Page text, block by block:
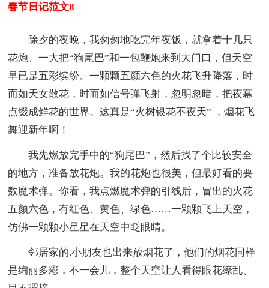
春节日记范文8
除夕的夜晚，我匆匆地吃完年夜饭，就拿着十几只
花炮、一大把“狗尾巴”和一包鞭炮来到大门口，但天空
早已是五彩缤纷。一颗颗五颜六色的火花飞升降落，时
而如天女散花，时而如信号弹飞射，忽明忽暗，把夜幕
点缀成鲜花的世界。这真是“火树银花不夜天” ，烟花飞
舞迎新年啊！
我先燃放完手中的“狗尾巴”，然后找了个比较安全
的地方，准备放花炮。我的花炮也很美，但最好看的要
数魔术弹。你看，我点燃魔术弹的引线后，冒出的火花
五颜六色，有红色、黄色、绿色……一颗颗飞上天空，
仿佛一颗颗小星星在天空中眨眼睛。
邻居家的.小朋友也出来放烟花了，他们的烟花同样
是绚丽多彩，不一会儿，整个天空让人看得眼花缭乱、